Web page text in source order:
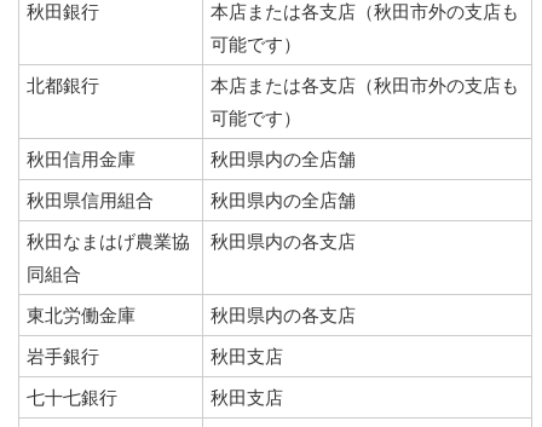
秋田銀行
本店または各支店（秋田市外の支店も
可能です）
北都銀行
本店または各支店（秋田市外の支店も
可能です）
秋田信用金庫
秋田県内の全店舗
秋田県信用組合
秋田県内の全店舗
秋田なまはげ農業協
同組合
秋田県内の各支店
東北労働金庫
秋田県内の各支店
岩手銀行
秋田支店
七十七銀行
秋田支店